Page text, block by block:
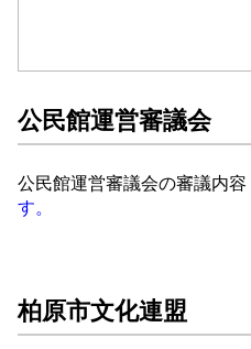
公民館運営審議会
公民館運営審議会の審議
す。
柏原市文化連盟